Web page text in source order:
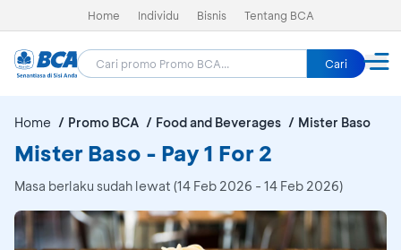
Home Individu Bisnis Tentang BCA
Cari
Home Promo BCA Food and Beverages Mister Baso
Mister Baso - Pay 1 For 2
Masa berlaku sudah lewat (14 Feb 2026 - 14 Feb 2026)